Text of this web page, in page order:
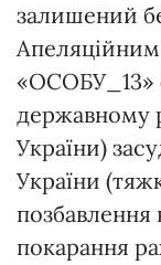
залишений
«ОСОБУ_13»
державному
України)
України
позбавлення
покарання